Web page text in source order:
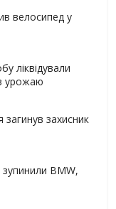
велосипед у
ліквідували
урожаю
захисник
BMW,